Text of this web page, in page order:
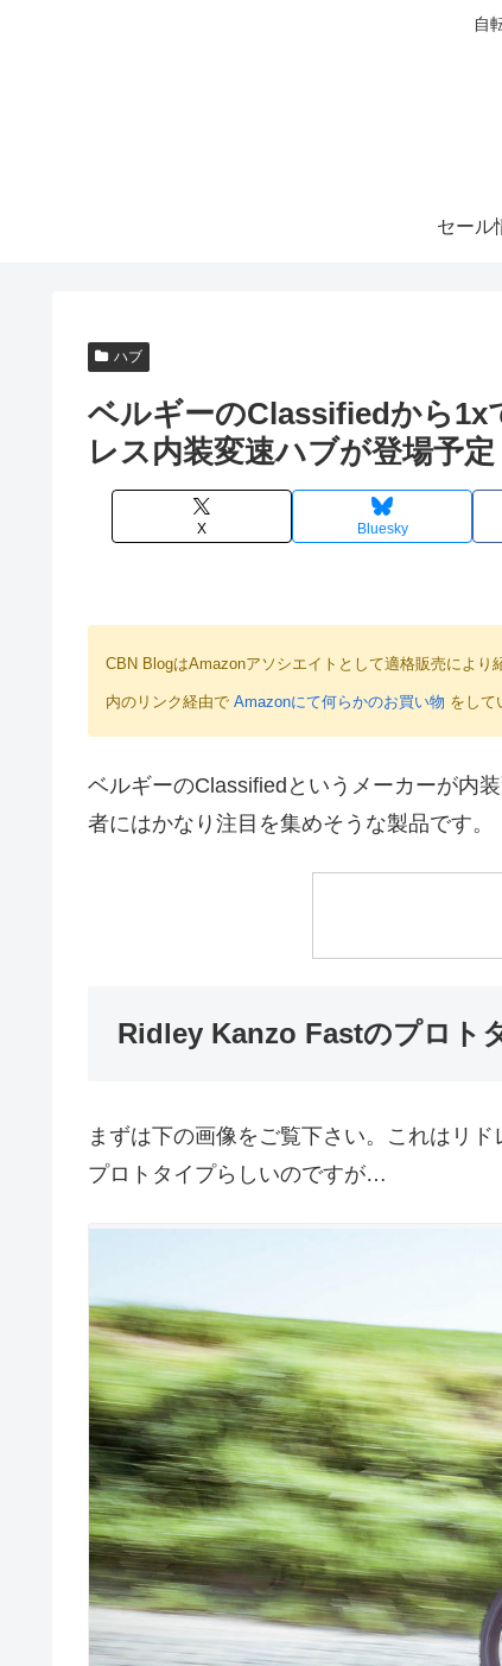
自
セール
ハブ
ベルギーのClassifiedから1x
レス内装変速ハブが登場予定
X Bluesky
CBN BlogはAmazonアソシエイトとして適格販売によ
内のリンク経由で Amazonにて何らかのお買い物 をして
ベルギーのClassifiedというメーカーが内
者にはかなり注目を集めそうな製品です。
Ridley Kanzo Fastのプロト
まずは下の画像をご覧下さい。これはリ
プロトタイプらしいのですが…